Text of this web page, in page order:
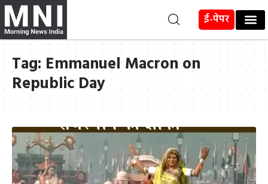
ई-पेपर
Tag: Emmanuel Macron on
Republic Day